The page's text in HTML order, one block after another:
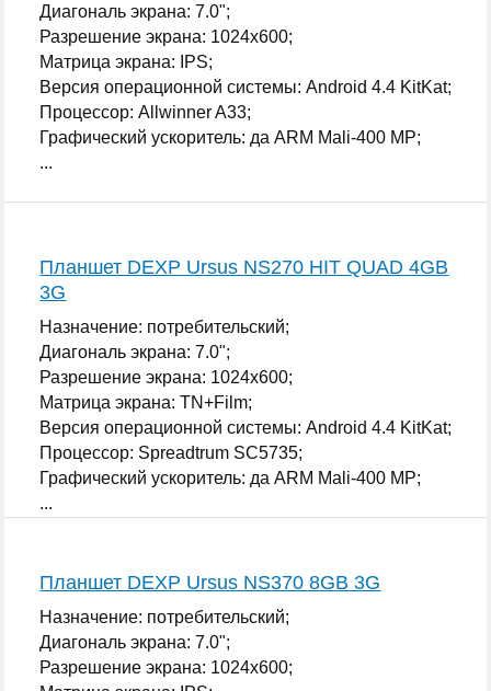
Диагональ экрана: 7.0";
Разрешение экрана: 1024x600;
Матрица экрана: IPS;
Версия операционной системы: Android 4.4 KitKat;
Процессор: Allwinner A33;
Графический ускоритель: да ARM Mali-400 MP;
...
Планшет DEXP Ursus NS270 HIT QUAD 4GB
3G
Назначение: потребительский;
Диагональ экрана: 7.0";
Разрешение экрана: 1024x600;
Матрица экрана: TN+Film;
Версия операционной системы: Android 4.4 KitKat;
Процессор: Spreadtrum SC5735;
Графический ускоритель: да ARM Mali-400 MP;
...
Планшет DEXP Ursus NS370 8GB 3G
Назначение: потребительский;
Диагональ экрана: 7.0";
Разрешение экрана: 1024x600;